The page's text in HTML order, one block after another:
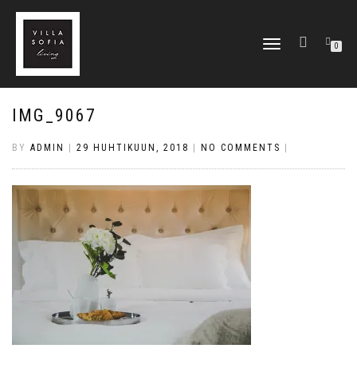
TOGGLE
0
IMG_9067
BY ADMIN 29 HUHTIKUUN, 2018 NO COMMENTS